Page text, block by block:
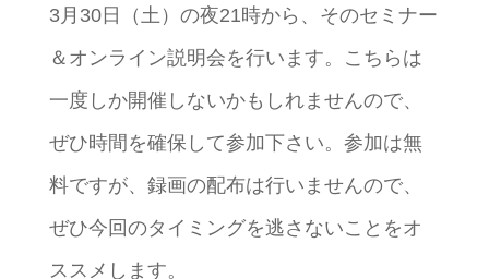
3月30日（土）の夜21時から、そのセミナー
＆オンライン説明会を行います。こちらは
一度しか開催しないかもしれませんので、
ぜひ時間を確保して参加下さい。参加は無
料ですが、録画の配布は行いませんので、
ぜひ今回のタイミングを逃さないことをオ
ススメします。